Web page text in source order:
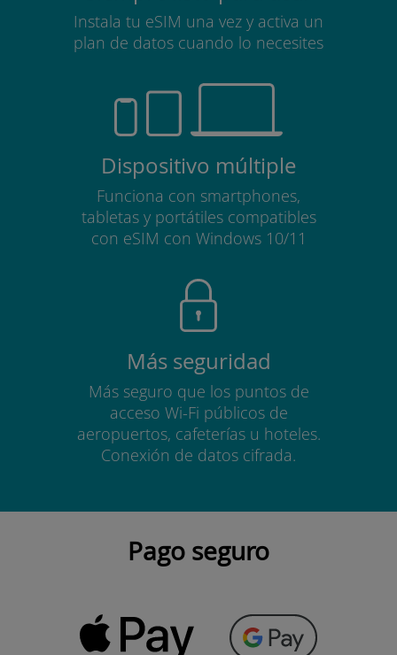
Instala tu eSIM una vez y activa un
plan de datos cuando lo necesites
Dispositivo múltiple
Funciona con smartphones,
tabletas y portátiles compatibles
con eSIM con Windows 10/11
Más seguridad
Más seguro que los puntos de
acceso Wi-Fi públicos de
aeropuertos, cafeterías u hoteles.
Conexión de datos cifrada.
Pago seguro